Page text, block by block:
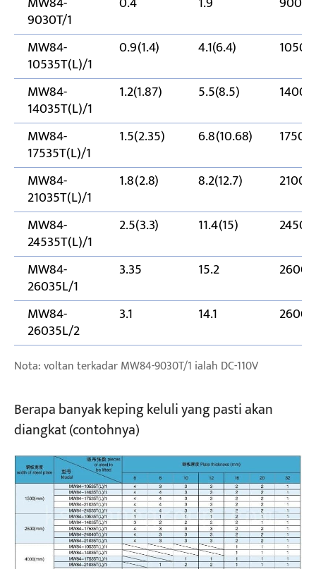
9030T/1
MW84-
10535T(L)/1
0.9(1.4) 4.1(6.4) 1050
MW84-
14035T(L)/1
1.2(1.87) 5.5(8.5) 1400
MW84-
17535T(L)/1
1.5(2.35) 6.8(10.68) 1750
MW84-
21035T(L)/1
1.8(2.8) 8.2(12.7) 2100
MW84-
24535T(L)/1
2.5(3.3) 11.4(15) 2450
MW84-
26035L/1
3.35 15.2 2600
MW84-
26035L/2
3.1 14.1 2600
Nota: voltan terkadar MW84-9030T/1 ialah DC-110V
Berapa banyak keping keluli yang pasti akan
diangkat (contohnya)